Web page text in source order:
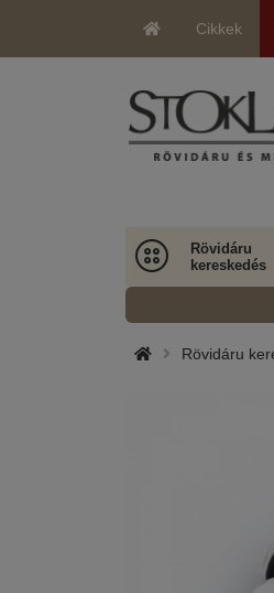
Cikkek
Rövidáru
kereskedés
Rövidáru